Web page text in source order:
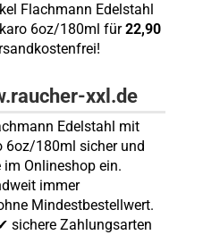
Flachmann Edelstahl
6oz/180ml für22,90
xxl.de
Edelstahl mit
6oz/180ml sicher und
Onlineshop ein.
immer
Mindestbestellwert.
sichere Zahlungsarten